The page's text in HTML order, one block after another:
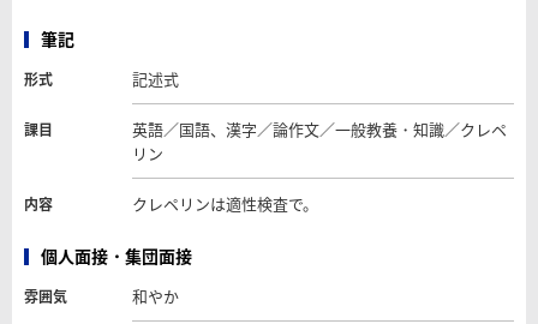
筆記
形式 記述式
課目
英語／国語、漢字／論作文／一般教養・知識／クレペ
リン
内容 クレペリンは適性検査で。
個人面接・集団面接
雰囲気 和やか